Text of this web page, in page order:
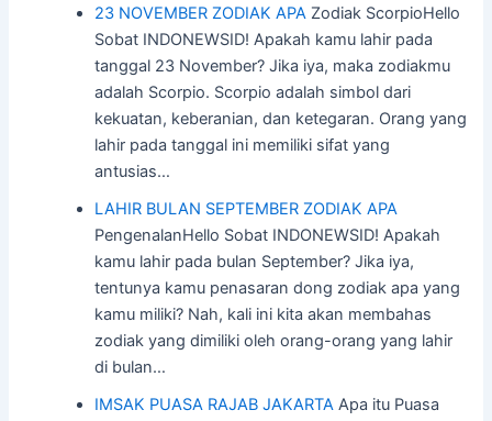
23 NOVEMBER ZODIAK APA Zodiak ScorpioHello
Sobat INDONEWSID! Apakah kamu lahir pada
tanggal 23 November? Jika iya, maka zodiakmu
adalah Scorpio. Scorpio adalah simbol dari
kekuatan, keberanian, dan ketegaran. Orang yang
lahir pada tanggal ini memiliki sifat yang
antusias…
LAHIR BULAN SEPTEMBER ZODIAK APA
PengenalanHello Sobat INDONEWSID! Apakah
kamu lahir pada bulan September? Jika iya,
tentunya kamu penasaran dong zodiak apa yang
kamu miliki? Nah, kali ini kita akan membahas
zodiak yang dimiliki oleh orang-orang yang lahir
di bulan…
IMSAK PUASA RAJAB JAKARTA Apa itu Puasa